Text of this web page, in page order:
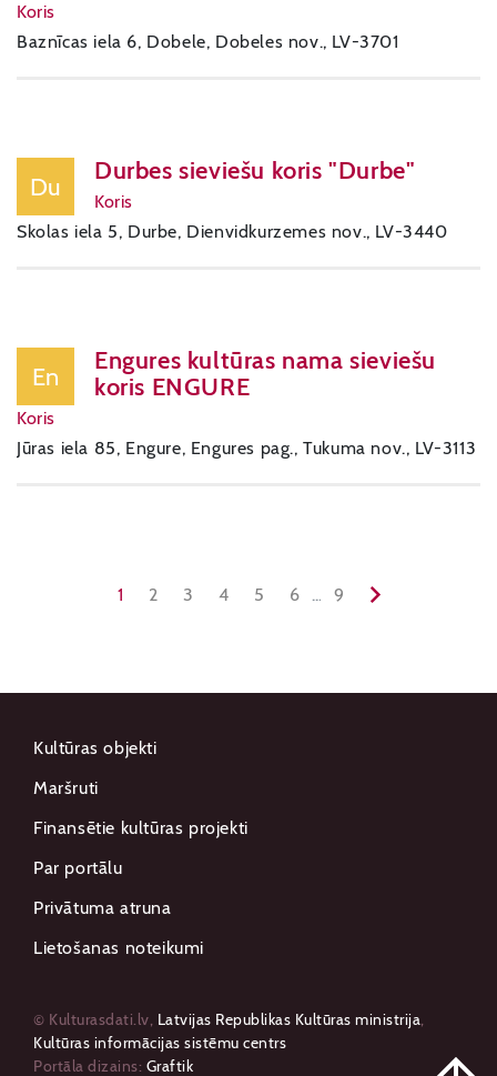
Koris
Baznīcas iela 6, Dobele, Dobeles nov., LV-3701
Du
Durbes sieviešu koris "Durbe"
Koris
Skolas iela 5, Durbe, Dienvidkurzemes nov., LV-3440
En
Engures kultūras nama sieviešu
koris ENGURE
Koris
Jūras iela 85, Engure, Engures pag., Tukuma nov., LV-3113
1 2 3 4 5 6 ... 9
Kultūras objekti
Maršruti
Finansētie kultūras projekti
Par portālu
Privātuma atruna
Lietošanas noteikumi
© Kulturasdati.lv, Latvijas Republikas Kultūras ministrija,
Kultūras informācijas sistēmu centrs
Portāla dizains: Graftik